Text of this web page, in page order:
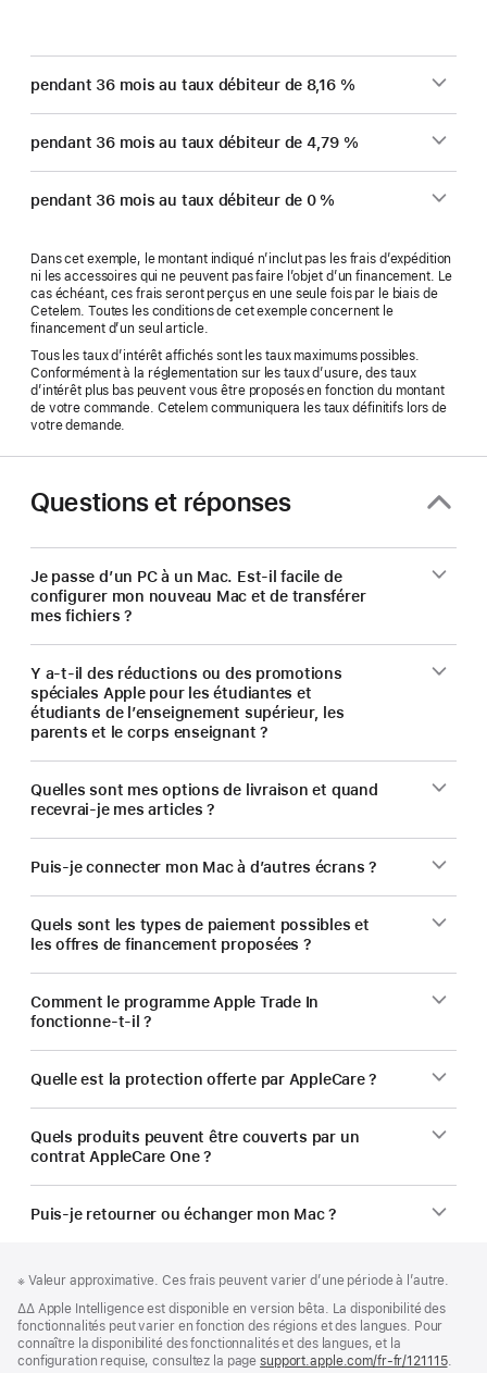
pendant 36 mois au taux débiteur de 8,16 %
pendant 36 mois au taux débiteur de 4,79 %
pendant 36 mois au taux débiteur de 0 %
Dans cet exemple, le montant indiqué n’inclut pas les frais d’expédition
ni les accessoires qui ne peuvent pas faire l’objet d’un financement. Le
cas échéant, ces frais seront perçus en une seule fois par le biais de
Cetelem. Toutes les conditions de cet exemple concernent le
financement d’un seul article.
Tous les taux d’intérêt affichés sont les taux maximums possibles.
Conformément à la réglementation sur les taux d’usure, des taux
d’intérêt plus bas peuvent vous être proposés en fonction du montant
de votre commande. Cetelem communiquera les taux définitifs lors de
votre demande.
Questions et réponses
Je passe d’un PC à un Mac. Est-il facile de
configurer mon nouveau Mac et de transférer
mes fichiers ?
Y a-t-il des réductions ou des promotions
spéciales Apple pour les étudiantes et
étudiants de l’enseignement supérieur, les
parents et le corps enseignant ?
Quelles sont mes options de livraison et quand
recevrai-je mes articles ?
Puis-je connecter mon Mac à d’autres écrans ?
Quels sont les types de paiement possibles et
les offres de financement proposées ?
Comment le programme Apple Trade In
fonctionne-t-il ?
Quelle est la protection offerte par AppleCare ?
Quels produits peuvent être couverts par un
contrat AppleCare One ?
Puis-je retourner ou échanger mon Mac ?
de
page
de
bas
de
page
Note
bas
de
page
※ Valeur approximative. Ces frais peuvent varier d’une période à l’autre.
Note
de
bas
de
∆∆ Apple Intelligence est disponible en version bêta. La disponibilité des
fonctionnalités peut varier en fonction des régions et des langues. Pour
connaître la disponibilité des fonctionnalités et des langues, et la
configuration requise, consultez la pagesupport.apple.com/fr-fr/121115.